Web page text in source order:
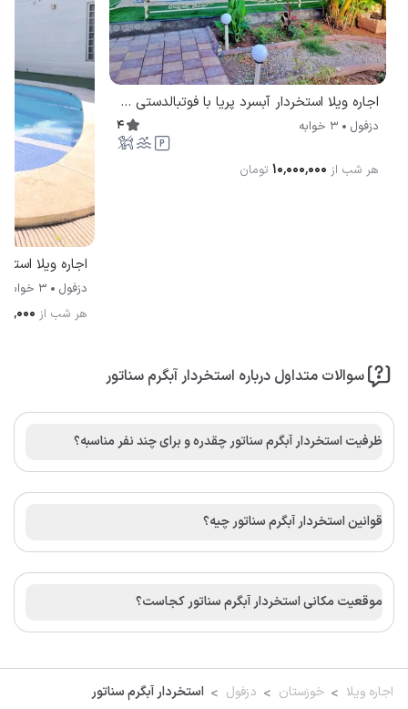
اجاره ویلا استخردار آبسرد پریا با فوتبالدستی و پینگ پنگ دزفول
دزفول 3 خوابه 4
هر شب از ۱۰٬۰۰۰٬۰۰۰ تومان
دزفول
3 خوابه
هر شب از
سوالات متداول درباره استخردار آبگرم سناتور
ظرفیت استخردار آبگرم سناتور چقدره و برای چند نفر مناسبه؟
قوانین استخردار آبگرم سناتور چیه؟
موقعیت مکانی استخردار آبگرم سناتور کجاست؟
اجاره ویلا خوزستان دزفول استخردار آبگرم سناتور